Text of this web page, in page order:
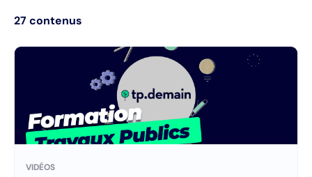
27contenus
VIDÉOS